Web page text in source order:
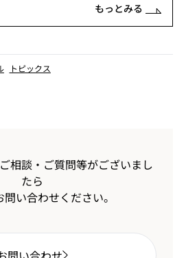
もっとみる
トピックス
相談・ご質問等がございまし
たら
い合わせください。